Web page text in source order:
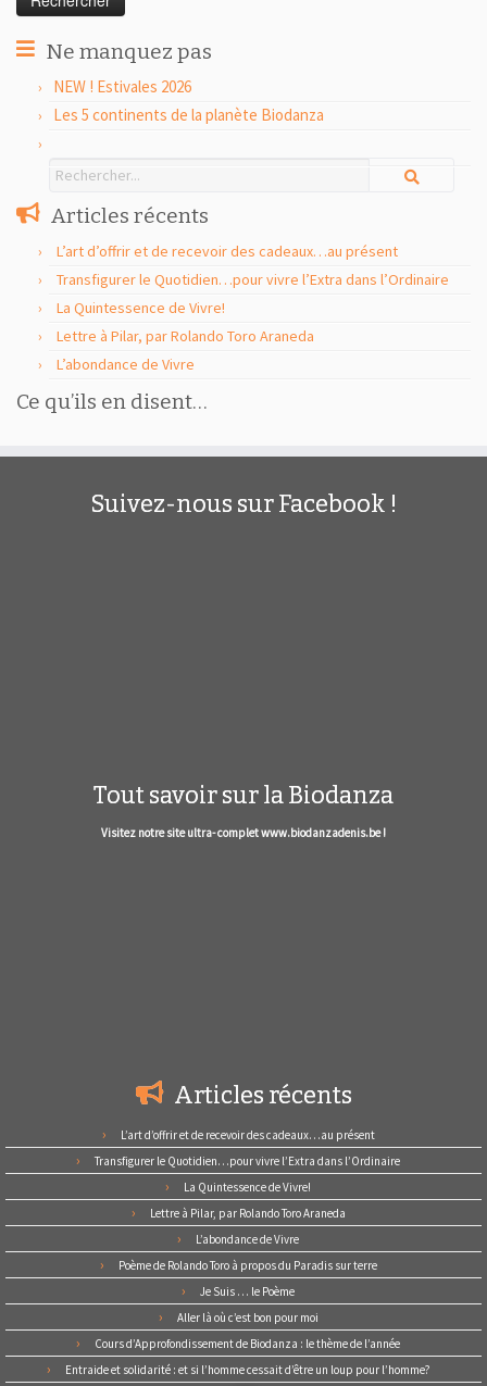
Ne manquez pas
NEW ! Estivales 2026
Les 5 continents de la planète Biodanza
Articles récents
L’art d’offrir et de recevoir des cadeaux…au présent
Transfigurer le Quotidien…pour vivre l’Extra dans l’Ordinaire
La Quintessence de Vivre!
Lettre à Pilar, par Rolando Toro Araneda
L’abondance de Vivre
Ce qu’ils en disent…
Suivez-nous sur Facebook !
Tout savoir sur la Biodanza
Visitez notre site ultra- complet www.biodanzadenis.be !
Articles récents
L’art d’offrir et de recevoir des cadeaux…au présent
Transfigurer le Quotidien…pour vivre l’Extra dans l’Ordinaire
La Quintessence de Vivre!
Lettre à Pilar, par Rolando Toro Araneda
L’abondance de Vivre
Poème de Rolando Toro à propos du Paradis sur terre
Je Suis … le Poème
Aller là où c’est bon pour moi
Cours d’Approfondissement de Biodanza : le thème de l’année
Entraide et solidarité : et si l’homme cessait d’être un loup pour l’homme?